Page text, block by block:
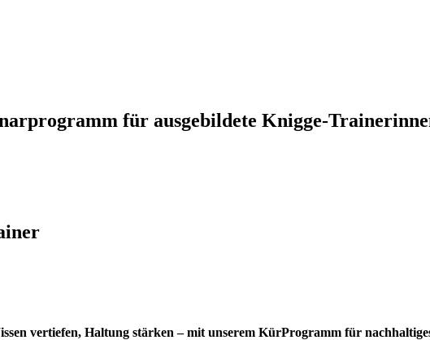
für ausgebildete Knigge-
vertiefen, Haltung stärken – mit unserem KürProgramm für